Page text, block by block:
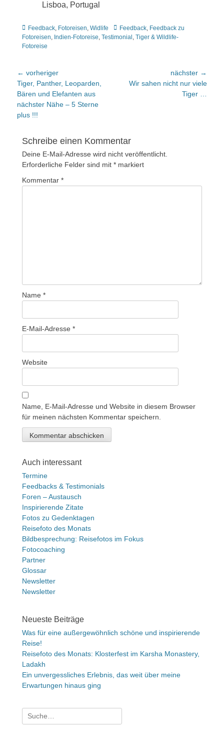
Lisboa, Portugal
Kategorien
Feedback Fotoreisen Widlife TagsFeedback Feedback zu
Fotoreisen Indien-Fotoreise Testimonial Tiger & Wildlife-
Fotoreise
Beitragsnavigation
← vorheriger
Vorheriger
Beitrag:
Tiger, Panther, Leoparden,
Bären und Elefanten aus
nächster Nähe – 5 Sterne
plus !!!
nächster →
nächsterWir sahen nicht nur viele
Tiger …
Schreibe einen Kommentar
Deine E-Mail-Adresse wird nicht veröffentlicht.
Erforderliche Felder sind mit * markiert
Kommentar *
Name *
E-Mail-Adresse *
Website
Name, E-Mail-Adresse und Website in diesem Browser
für meinen nächsten Kommentar speichern.
Auch interessant
Termine
Feedbacks & Testimonials
Foren – Austausch
Inspirierende Zitate
Fotos zu Gedenktagen
Reisefoto des Monats
Bildbesprechung: Reisefotos im Fokus
Fotocoaching
Partner
Glossar
Newsletter
Newsletter
Neueste Beiträge
Was für eine außergewöhnlich schöne und inspirierende
Reise!
Reisefoto des Monats: Klosterfest im Karsha Monastery,
Ladakh
Ein unvergessliches Erlebnis, das weit über meine
Erwartungen hinaus ging
Suche
nach: